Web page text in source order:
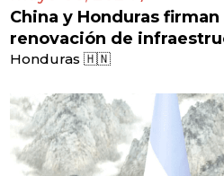
China y Honduras
renovación de
Honduras 🇭🇳